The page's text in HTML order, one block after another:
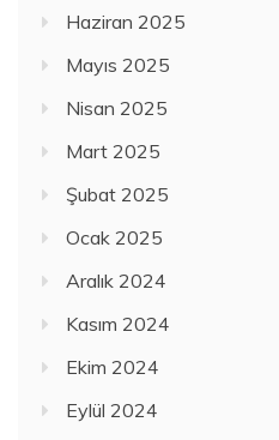
Haziran 2025
Mayıs 2025
Nisan 2025
Mart 2025
Şubat 2025
Ocak 2025
Aralık 2024
Kasım 2024
Ekim 2024
Eylül 2024